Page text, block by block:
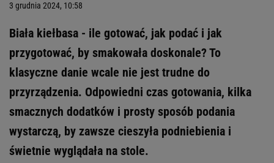
3 grudnia 2024, 10:58
Biała kiełbasa - ile gotować, jak podać i jak
przygotować, by smakowała doskonale? To
klasyczne danie wcale nie jest trudne do
przyrządzenia. Odpowiedni czas gotowania, kilka
smacznych dodatków i prosty sposób podania
wystarczą, by zawsze cieszyła podniebienia i
świetnie wyglądała na stole.